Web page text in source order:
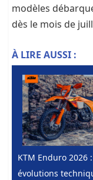
modèles
dès le mois de
À LIRE AUSSI :
KTM Enduro 2026
évolutions